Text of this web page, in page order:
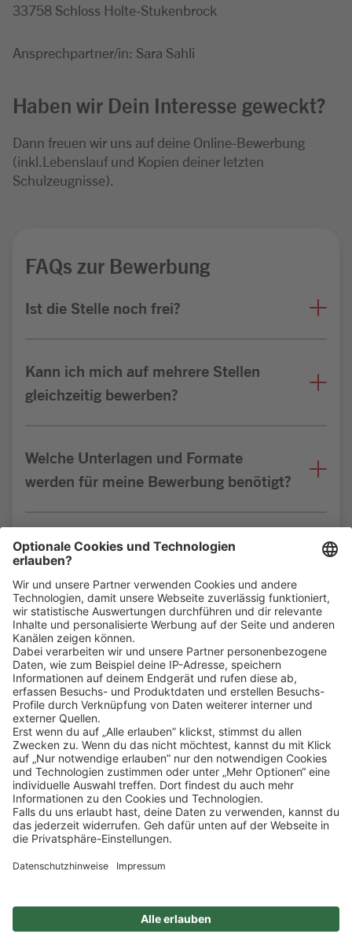
33758 Schloss Holte-Stukenbrock
Ansprechpartner/in: Sara Sahli
Haben wir Dein Interesse geweckt?
Dann freuen wir uns auf deine Online-Bewerbung
(inkl.Lebenslauf und Kopien deiner letzten
Schulzeugnisse).
FAQs zur Bewerbung
Ist die Stelle noch frei?
Kann ich mich auf mehrere Stellen
gleichzeitig bewerben?
Welche Unterlagen und Formate
werden für meine Bewerbung benötigt?
Bin ich für die Stelle geeignet?
Klickehier, um alle offenen Jobs zu sehen.
Impressum Datenschutz
Privatsphäre-Einstellungen
FAQ
Veranstaltungen
Sitemap